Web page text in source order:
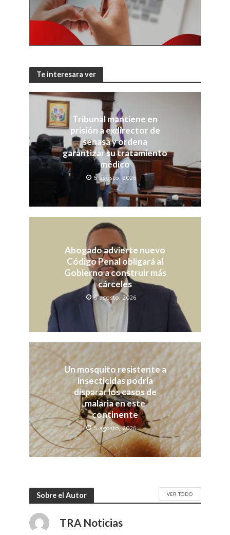
Te interesara ver
Tribunal mantiene en
prisión a exdirector de
senasa y ordena
garantizar su tratamiento
médico
5 agosto, 2026
Abogado advierte nuevo
Código Penal obligará al
Gobierno a construir más
cárceles
5 agosto, 2026
Un mosquito resistente a
insecticidas podría
disparar los casos de
malaria en este
continente
5 agosto, 2026
Sobre el Autor VER TODO
TRA Noticias